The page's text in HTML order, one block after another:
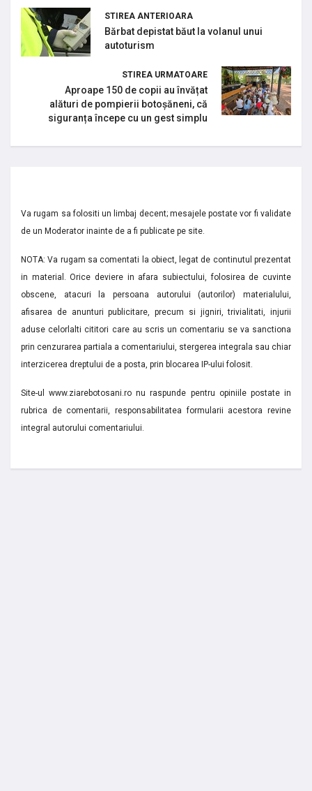
STIREA ANTERIOARA
Bărbat depistat băut la volanul unui
autoturism
STIREA URMATOARE
Aproape 150 de copii au învățat
alături de pompierii botoșăneni, că
siguranța începe cu un gest simplu
Va rugam sa folositi un limbaj decent; mesajele postate vor fi validate
de un Moderator inainte de a fi publicate pe site.
NOTA: Va rugam sa comentati la obiect, legat de continutul prezentat
in material. Orice deviere in afara subiectului, folosirea de cuvinte
obscene, atacuri la persoana autorului (autorilor) materialului,
afisarea de anunturi publicitare, precum si jigniri, trivialitati, injurii
aduse celorlalti cititori care au scris un comentariu se va sanctiona
prin cenzurarea partiala a comentariului, stergerea integrala sau chiar
interzicerea dreptului de a posta, prin blocarea IP-ului folosit.
Site-ul www.ziarebotosani.ro nu raspunde pentru opiniile postate in
rubrica de comentarii, responsabilitatea formularii acestora revine
integral autorului comentariului.